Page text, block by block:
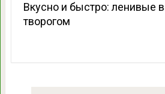
Вкусно и быстро: ленивые
творогом